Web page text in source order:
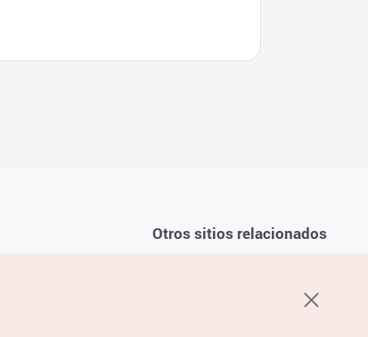
Otros sitios relacionados